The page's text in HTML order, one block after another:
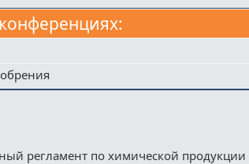
регламент по химической продукции